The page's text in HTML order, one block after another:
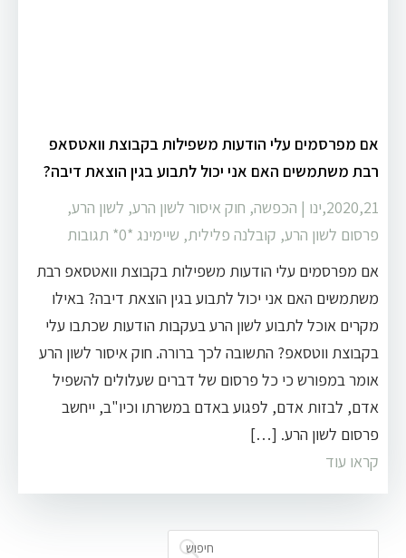
אם מפרסמים עלי הודעות משפילות בקבוצת וואטסאפ
רבת משתמשים האם אני יכול לתבוע בגין הוצאת דיבה?
2020,21,ינו
| הכפשה, חוק איסור לשון הרע, לשון הרע,
פרסום לשון הרע, קובלנה פלילית, שיימינג ‏*0* תגובות
אם מפרסמים עלי הודעות משפילות בקבוצת וואטסאפ רבת
משתמשים האם אני יכול לתבוע בגין הוצאת דיבה? באילו
מקרים אוכל לתבוע לשון הרע בעקבות הודעות שכתבו עלי
בקבוצת ווטסאפ? התשובה לכך ברורה. חוק איסור לשון הרע
אומר במפורש כי כל פרסום של דברים שעלולים להשפיל
אדם, לבזות אדם, לפגוע באדם במשרתו וכיו"ב, ייחשב
פרסום לשון הרע. […]
קראו עוד